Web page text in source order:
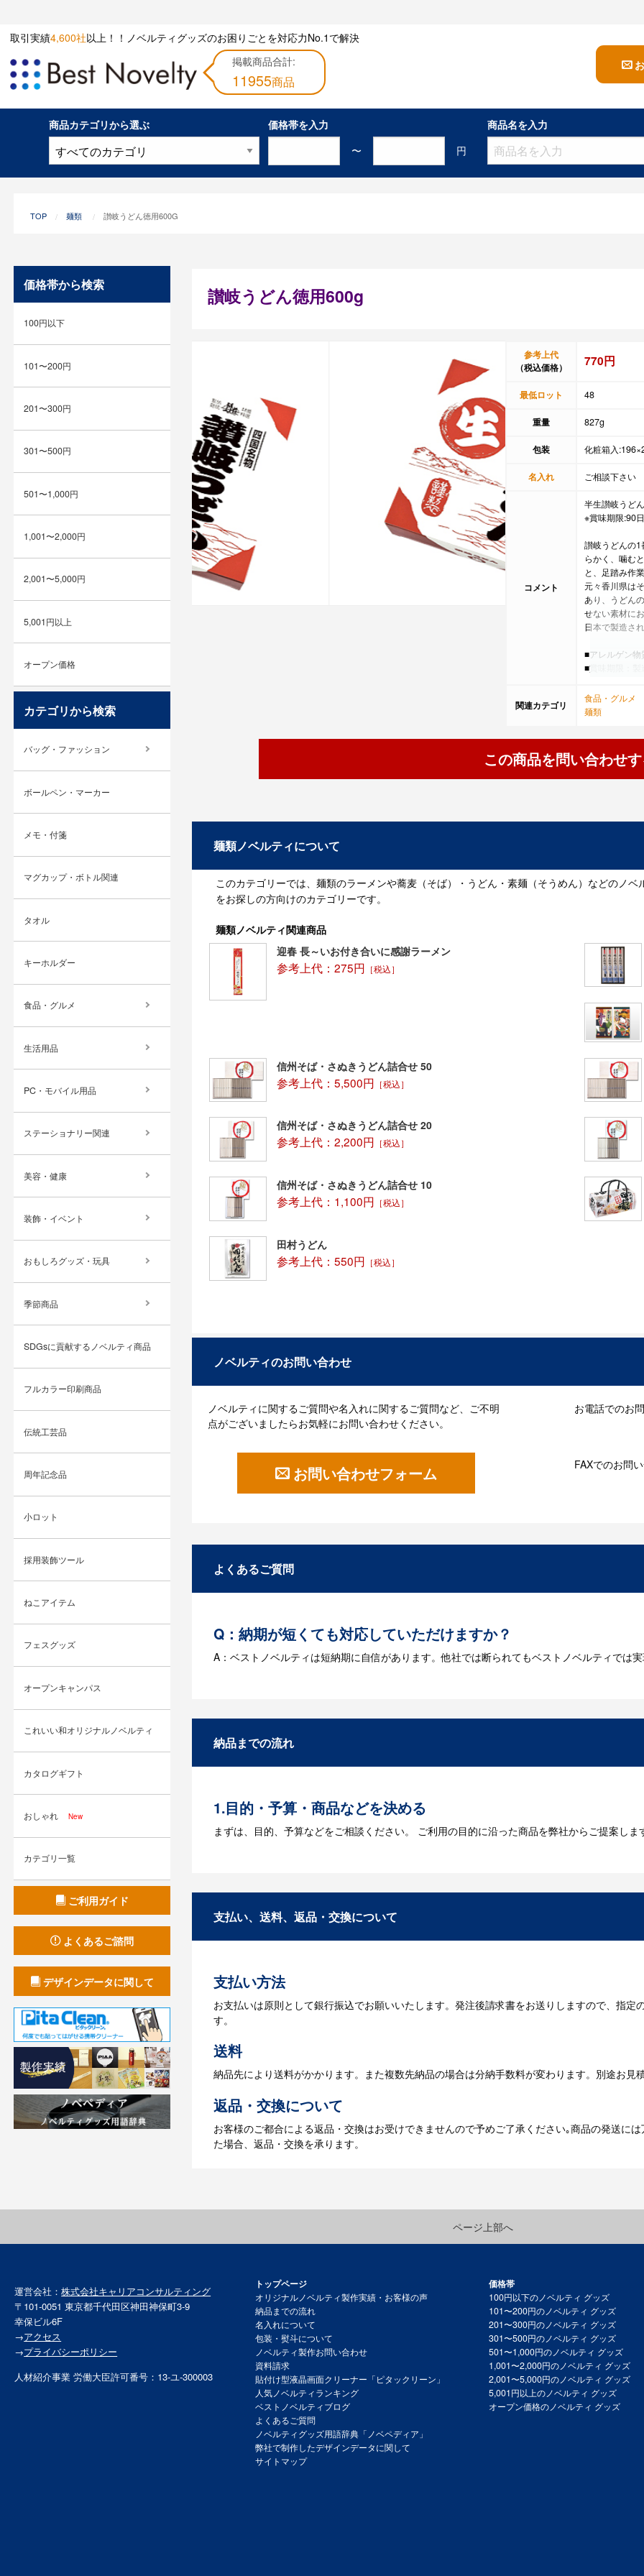
取引実績4,600社以上！！ノベルティグッズのお困りごとを対応力No.1で解決
掲載商品合計:
11955商品
商品カテゴリから選ぶ
価格帯を入力
〜
円
商品名を入力
TOP 麺類 讃岐うどん徳用600G
讃岐うどん徳用600g
参考上代
（税込価格）
770円
最低ロット 48
重量 827g
包装 化粧箱入
名入れ ご相談下さい
コメント
半生讃岐うど
※賞味期限:90日
讃岐うどんの
らかく、噛む
と、足踏み作
元々香川県は
あり、うどん
せない素材に
日本で製造さ
■アレルゲン物
■賞味期限：
香川県や四国
ベルティとし
品です。夏で
ールを貼る
【参考情報・
【参考情報・
関連カテゴリ
食品・グルメ
麺類
この商品を問い合わせ
麺類ノベルティについて
このカテゴリーでは、麺類のラーメンや蕎麦（そば）・うどん・素麺（そうめん）などのノ
をお探しの方向けのカテゴリーです。
麺類ノベルティ関連商品
迎春 長～いお付き合いに感謝ラーメン
参考上代：275円 ［税込］
信州そば・さぬきうどん詰合せ 50
参考上代：5,500円 ［税込］
信州そば・さぬきうどん詰合せ 20
参考上代：2,200円 ［税込］
信州そば・さぬきうどん詰合せ 10
参考上代：1,100円 ［税込］
田村うどん
参考上代：550円 ［税込］
ノベルティのお問い合わせ
ノベルティに関するご質問や名入れに関するご質問など、ご不明
点がございましたらお気軽にお問い合わせください。
お問い合わせフォーム
お電話でのお
FAXでのお問
よくあるご質問
Q：納期が短くても対応していただけますか？
A：ベストノベルティは短納期に自信があります。他社では断られてもベストノベルティでは
納品までの流れ
1.目的・予算・商品などを決める
まずは、目的、予算などをご相談ください。 ご利用の目的に沿った商品を弊社からご提案しま
3.発注・データ入稿
お見積書を元に、製作が決定しましたら、ご注文書をお送りします。
4.納品
【名入れをする場合】データのご入稿後３週間程度で納品となります。
【名入れなしの場合】在庫がある場合、3～5営業日程度で納品となります。
支払い、送料、返品・交換について
支払い方法
お支払いは原則として銀行振込でお願いいたします。発注後請求書をお送りしますので、指
す。
送料
納品先により送料がかかります。また複数先納品の場合は分納手数料が変わります。別途お見
返品・交換について
お客様のご都合による返品・交換はお受けできませんので予めご了承ください｡商品の発送に
た場合、返品・交換を承ります。
価格帯から検索
100円以下
101〜200円
201〜300円
301〜500円
501〜1,000円
1,001〜2,000円
2,001〜5,000円
5,001円以上
オープン価格
カテゴリから検索
バッグ・ファッション
ボールペン・マーカー
メモ・付箋
マグカップ・ボトル関連
タオル
キーホルダー
食品・グルメ
生活用品
PC・モバイル用品
ステーショナリー関連
美容・健康
装飾・イベント
おもしろグッズ・玩具
季節商品
SDGsに貢献するノベルティ商品
フルカラー印刷商品
伝統工芸品
周年記念品
小ロット
採用装飾ツール
ねこアイテム
フェスグッズ
オープンキャンパス
これいい和オリジナルノベルティ
カタログギフト
おしゃれ New
カテゴリ一覧
ご利用ガイド
よくあるご諮問
デザインデータに関して
ページ上部へ
運営会社：株式会社キャリアコンサルティング
〒101-0051 東京都千代田区神田神保町3-9
幸保ビル6F
→アクセス
→プライバシーポリシー
人材紹介事業 労働大臣許可番号：13-ユ-300003
トップページ
オリジナルノベルティ製作実績・お客様の声
納品までの流れ
名入れについて
包装・熨斗について
ノベルティ製作お問い合わせ
資料請求
貼付け型液晶画面クリーナー「ピタックリーン」
人気ノベルティランキング
ベストノベルティブログ
よくあるご質問
ノベルティグッズ用語辞典「ノベペディア」
弊社で制作したデザインデータに関して
サイトマップ
価格帯
100円以下のノベルティ グッズ
101〜200円のノベルティ グッズ
201〜300円のノベルティ グッズ
301〜500円のノベルティ グッズ
501〜1,000円のノベルティ グッズ
1,001〜2,000円のノベルティ グッズ
2,001〜5,000円のノベルティ グッズ
5,001円以上のノベルティ グッズ
オープン価格のノベルティ グッズ